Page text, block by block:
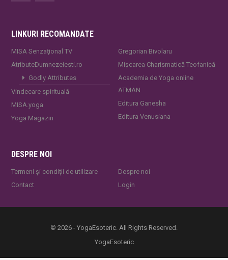
LINKURI RECOMANDATE
MISA Senzaţional TV
AtributeDumnezeiesti.ro
Godly Attributes
Vindecare spirituală
MISA.yoga
Yoga Magazin
Gregorian Bivolaru
Mișcarea Charismatică Teofanică
Academia de Yoga online
ATMAN
Editura Ganesha
Editura Venusiana
DESPRE NOI
Termeni și condiții de utilizare
Contact
Despre noi
Login
© 2026 - YogaEsoteric. All Rights Reserved.
YogaEsoteric